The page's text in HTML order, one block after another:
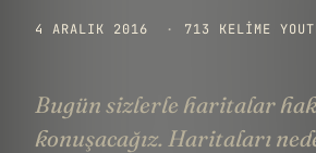
4 ARALIK 2016 · 713 KELIME
Bugün sizlerle haritalar
konuşacağız. Haritaları